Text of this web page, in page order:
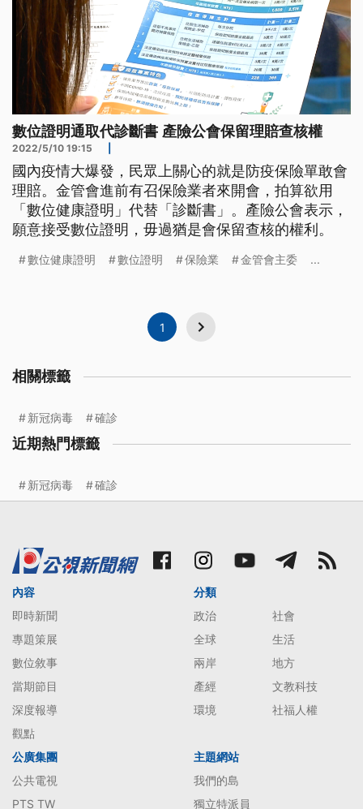
數位證明通取代診斷書 產險公會保留理賠查核權
2022/5/10 19:15
國內疫情大爆發，民眾上關心的就是防疫保險單敢會
理賠。金管會進前有召保險業者來開會，拍算欲用
「數位健康證明」代替「診斷書」。產險公會表示，
願意接受數位證明，毋過猶是會保留查核的權利。
數位健康證明 數位證明 保險業 金管會主委 ...
1
相關標籤
新冠病毒 確診
近期熱門標籤
新冠病毒 確診
內容
即時新聞
專題策展
數位敘事
當期節目
深度報導
觀點
分類
政治
社會
全球
生活
兩岸
地方
產經
文教科技
環境
社福人權
公廣集團
公共電視
PTS TW
主題網站
我們的島
獨立特派員